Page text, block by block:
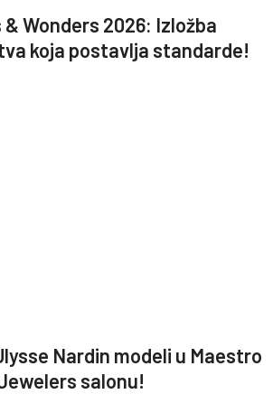
Wonders 2026: Izložba
koja postavlja standarde!
Nardin modeli u Maestro
salonu!